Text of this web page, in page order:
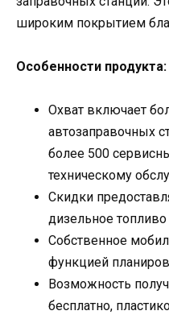
широким покрытием
Особенности продукта:
Охват включает
автозаправочных
более 500
техническому
Скидки
дизельное
Собственное
функцией
Возможность
бесплатно,